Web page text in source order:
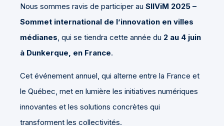
Nous sommes ravis de participer au SIIViM 2025 –
Sommet international de l’innovation en villes
médianes , qui se tiendra cette année du 2 au 4 juin
à Dunkerque, en France.
Cet événement annuel, qui alterne entre la France et
le Québec, met en lumière les initiatives numériques
innovantes et les solutions concrètes qui
transforment les collectivités.